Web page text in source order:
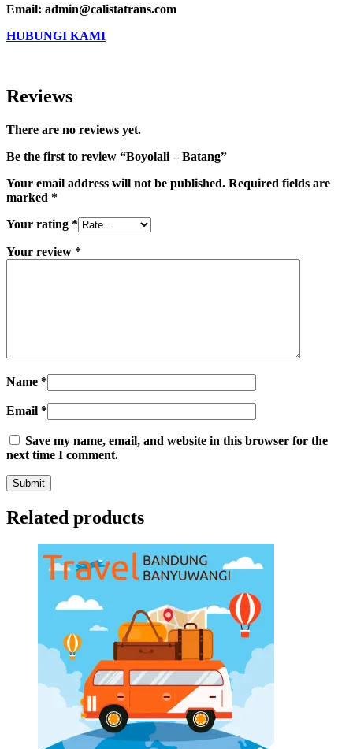
Email: admin@calistatrans.com
HUBUNGI KAMI
Reviews
There are no reviews yet.
Be the first to review “Boyolali – Batang”
Your email address will not be published. Required fields are
marked *
Your rating *
Your review *
Name *
Email *
Save my name, email, and website in this browser for the
next time I comment.
Related products